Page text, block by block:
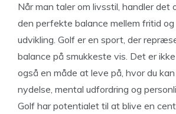
Når man taler om livsstil, handler det
den perfekte balance mellem fritid og
udvikling. Golf er en sport, der
balance på smukkeste vis. Det er
også en måde at leve på, hvor du
nydelse, mental udfordring og
Golf har potentialet til at blive en